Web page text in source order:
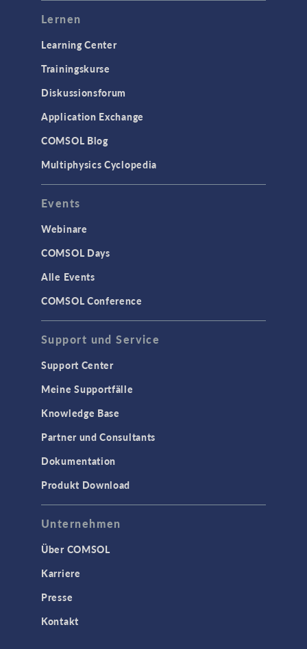
Lernen
Learning Center
Trainingskurse
Diskussionsforum
Application Exchange
COMSOL Blog
Multiphysics Cyclopedia
Events
Webinare
COMSOL Days
Alle Events
COMSOL Conference
Support und Service
Support Center
Meine Supportfälle
Knowledge Base
Partner und Consultants
Dokumentation
Produkt Download
Unternehmen
Über COMSOL
Karriere
Presse
Kontakt